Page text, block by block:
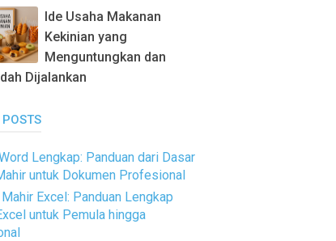
Ide Usaha Makanan
Kekinian yang
Menguntungkan dan
Dijalankan
POSTS
Lengkap: Panduan dari Dasar
untuk Dokumen Profesional
Excel: Panduan Lengkap
untuk Pemula hingga